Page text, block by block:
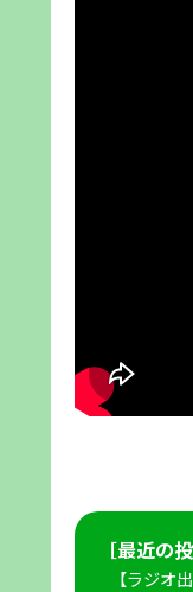
［最近の投
【ラジオ